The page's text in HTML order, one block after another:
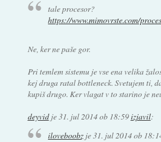
tale procesor?
https://www.mimovrste.com/
Ne, ker ne paše gor.
Pri temlem sistemu je vse ena velika
kej druga ratal bottleneck. Svetujem ti,
kupiš drugo. Ker vlagat v to starino je
deyvidje31. jul 2014 ob 18:59izjavil:
iloveboobz je31. jul 2014 ob